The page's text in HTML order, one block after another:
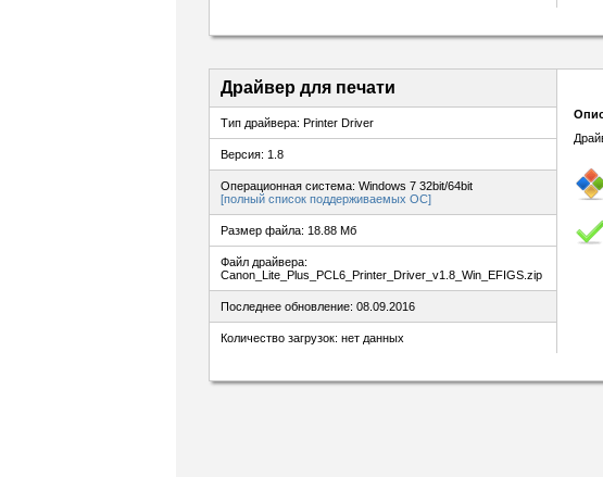
Драйвер для печати
Тип драйвера: Printer Driver
Версия: 1.8
Операционная система: Windows 7 32bit/64bit
[полный список поддерживаемых ОС]
Размер файла: 18.88 Мб
Файл драйвера:
Canon_Lite_Plus_PCL6_Printer_Driver_v1.8_Win_EFIGS.zip
Последнее обновление: 08.09.2016
Количество загрузок: нет данных